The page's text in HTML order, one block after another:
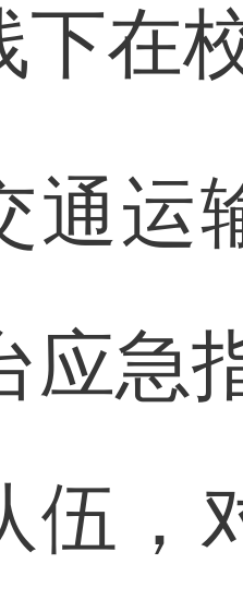
下在
输
应急
伍，